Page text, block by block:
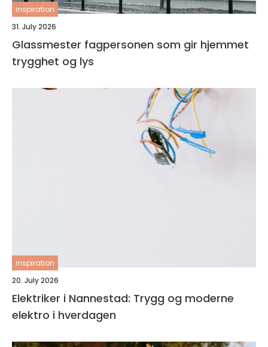
inspiration
31. July 2026
Glassmester fagpersonen som gir hjemmet
trygghet og lys
inspiration
20. July 2026
Elektriker i Nannestad: Trygg og moderne
elektro i hverdagen